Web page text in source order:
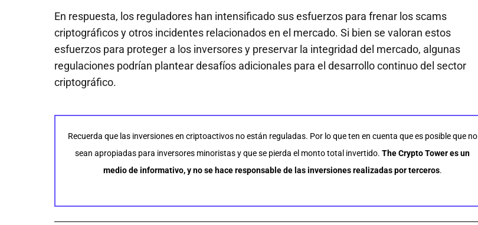
En respuesta, los reguladores han intensificado sus esfuerzos para frenar los scams
criptográficos y otros incidentes relacionados en el mercado. Si bien se valoran estos
esfuerzos para proteger a los inversores y preservar la integridad del mercado, algunas
regulaciones podrían plantear desafíos adicionales para el desarrollo continuo del sector
criptográfico.
Recuerda que las inversiones en criptoactivos no están reguladas. Por lo que ten en cuenta que es posible que no
sean apropiadas para inversores minoristas y que se pierda el monto total invertido. The Crypto Tower es un
medio de informativo, y no se hace responsable de las inversiones realizadas por terceros.